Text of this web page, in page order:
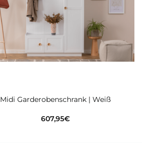
Midi Garderobenschrank | Weiß
607,95€